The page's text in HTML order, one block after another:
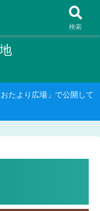
事もたまに書いてます
たより広場」で公開して
検索